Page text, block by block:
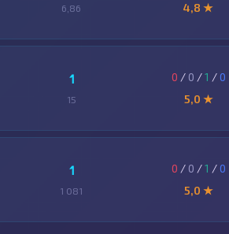
6,86
4,8 ★
1
15
0 / 0 /1 /0
5,0 ★
1
1 081
0 / 0 /1 /0
5,0 ★